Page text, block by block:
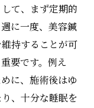
て、まず定期的
に一度、美容鍼
持することが可
要です。例え
に、施術後はゆ
、十分な睡眠を